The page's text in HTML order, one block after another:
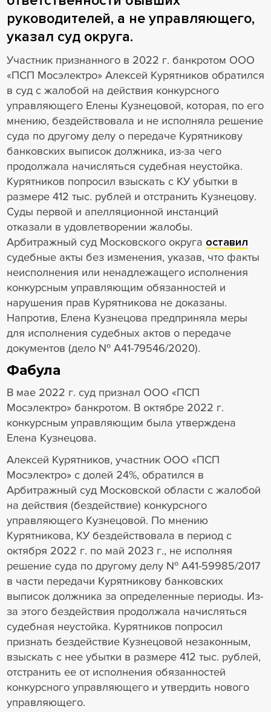
руководителей, а не управляющего,
указал суд округа.
Участник признанного в 2022 г. банкротом ООО
«ПСП Мосэлектро» Алексей Курятников обратился
в суд с жалобой на действия конкурсного
управляющего Елены Кузнецовой, которая, по его
мнению, бездействовала и не исполняла решение
суда по другому делу о передаче Курятникову
банковских выписок должника, из-за чего
продолжала начисляться судебная неустойка.
Курятников попросил взыскать с КУ убытки в
размере 412 тыс. рублей и отстранить Кузнецову.
Суды первой и апелляционной инстанций
отказали в удовлетворении жалобы.
Арбитражный суд Московского округа оставил
судебные акты без изменения, указав, что факты
неисполнения или ненадлежащего исполнения
конкурсным управляющим обязанностей и
нарушения прав Курятникова не доказаны.
Напротив, Елена Кузнецова предприняла меры
для исполнения судебных актов о передаче
документов (дело № А41-79546/2020).
Фабула
В мае 2022 г. суд признал ООО «ПСП
Мосэлектро» банкротом. В октябре 2022 г.
конкурсным управляющим была утверждена
Елена Кузнецова.
Алексей Курятников, участник ООО «ПСП
Мосэлектро» с долей 24%, обратился в
Арбитражный суд Московской области с жалобой
на действия (бездействие) конкурсного
управляющего Кузнецовой. По мнению
Курятникова, КУ бездействовала в период с
октября 2022 г. по май 2023 г., не исполняя
решение суда по другому делу № А41-59985/2017
в части передачи Курятникову банковских
выписок должника за определенные периоды. Из-
за этого бездействия продолжала начисляться
судебная неустойка. Курятников попросил
признать бездействие Кузнецовой незаконным,
взыскать с нее убытки в размере 412 тыс. рублей,
отстранить ее от исполнения обязанностей
конкурсного управляющего и утвердить нового
управляющего.